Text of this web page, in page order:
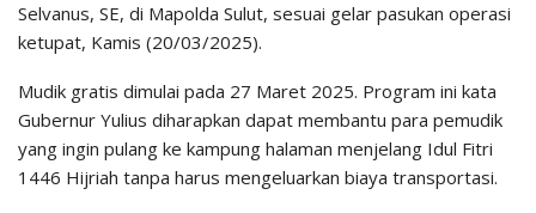
Selvanus, SE, di Mapolda Sulut, sesuai gelar pasukan operasi
ketupat, Kamis (20/03/2025).
Mudik gratis dimulai pada 27 Maret 2025. Program ini kata
Gubernur Yulius diharapkan dapat membantu para pemudik
yang ingin pulang ke kampung halaman menjelang Idul Fitri
1446 Hijriah tanpa harus mengeluarkan biaya transportasi.